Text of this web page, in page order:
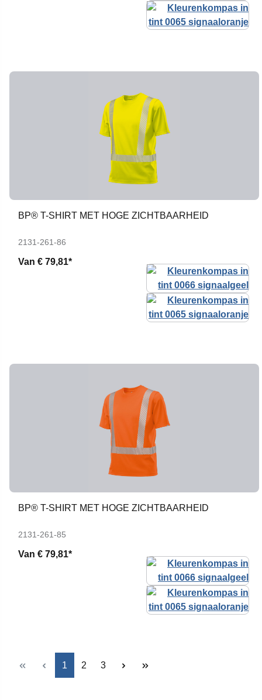
BP® T-SHIRT MET HOGE ZICHTBAARHEID
2131-261-86
Van € 79,81*
BP® T-SHIRT MET HOGE ZICHTBAARHEID
2131-261-85
Van € 79,81*
Pagina
1 Pagina
2 Pagina
3